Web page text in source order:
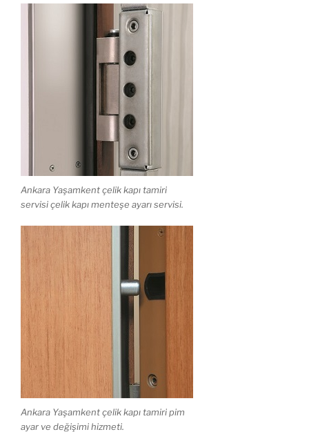
Ankara Yaşamkent çelik kapı tamiri
servisi çelik kapı menteşe ayarı servisi.
Ankara Yaşamkent çelik kapı tamiri pim
ayar ve değişimi hizmeti.